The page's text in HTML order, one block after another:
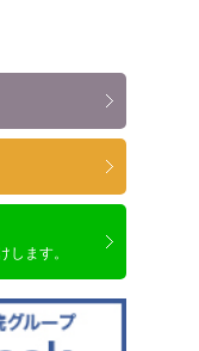
します。